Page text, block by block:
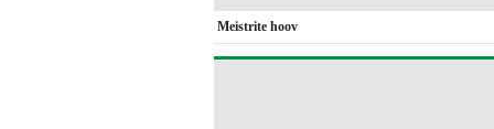
Meistrite hoov